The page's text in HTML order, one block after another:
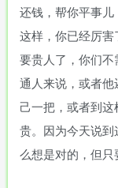
还钱，帮你平事
这样，你已经厉
要贵人了，你们
通人来说，或者
己一把，或者到
贵。因为今天说
么想是对的，但只